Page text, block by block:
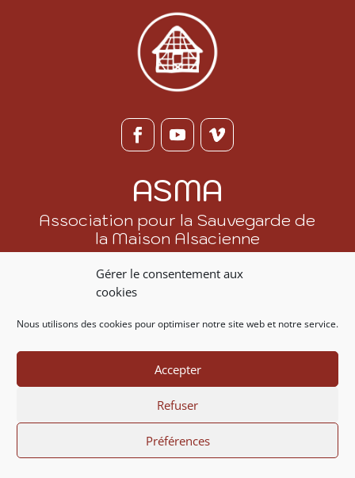
Gérer le consentement aux
cookies
Nous utilisons des cookies pour optimiser notre site web et notre service.
Accepter
Refuser
Préférences
ASMA
Association pour la Sauvegarde de
la Maison Alsacienne
Adhérer ou faire un don
Nous contacter
07 86 20 53 88
contact@asma.fr